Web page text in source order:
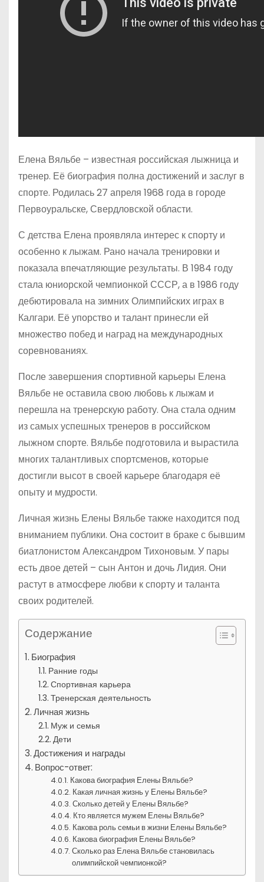
Елена Вяльбе – известная российская лыжница и
тренер. Её биография полна достижений и заслуг в
спорте. Родилась 27 апреля 1968 года в городе
Первоуральске, Свердловской области.
С детства Елена проявляла интерес к спорту и
особенно к лыжам. Рано начала тренировки и
показала впечатляющие результаты. В 1984 году
стала юниорской чемпионкой СССР, а в 1986 году
дебютировала на зимних Олимпийских играх в
Калгари. Её упорство и талант принесли ей
множество побед и наград на международных
соревнованиях.
После завершения спортивной карьеры Елена
Вяльбе не оставила свою любовь к лыжам и
перешла на тренерскую работу. Она стала одним
из самых успешных тренеров в российском
лыжном спорте. Вяльбе подготовила и вырастила
многих талантливых спортсменов, которые
достигли высот в своей карьере благодаря её
опыту и мудрости.
Личная жизнь Елены Вяльбе также находится под
вниманием публики. Она состоит в браке с бывшим
биатлонистом Александром Тихоновым. У пары
есть двое детей – сын Антон и дочь Лидия. Они
растут в атмосфере любви к спорту и таланта
своих родителей.
Содержание
Биография
Ранние годы
Спортивная карьера
Тренерская деятельность
Личная жизнь
Муж и семья
Дети
Достижения и награды
Вопрос-ответ:
Какова биография Елены Вяльбе?
Какая личная жизнь у Елены Вяльбе?
Сколько детей у Елены Вяльбе?
Кто является мужем Елены Вяльбе?
Какова роль семьи в жизни Елены Вяльбе?
Какова биография Елены Вяльбе?
Сколько раз Елена Вяльбе становилась
олимпийской чемпионкой?